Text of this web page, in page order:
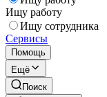
Ищу работу
Ищу сотрудника
Сервисы
Помощь
Ещё
Поиск